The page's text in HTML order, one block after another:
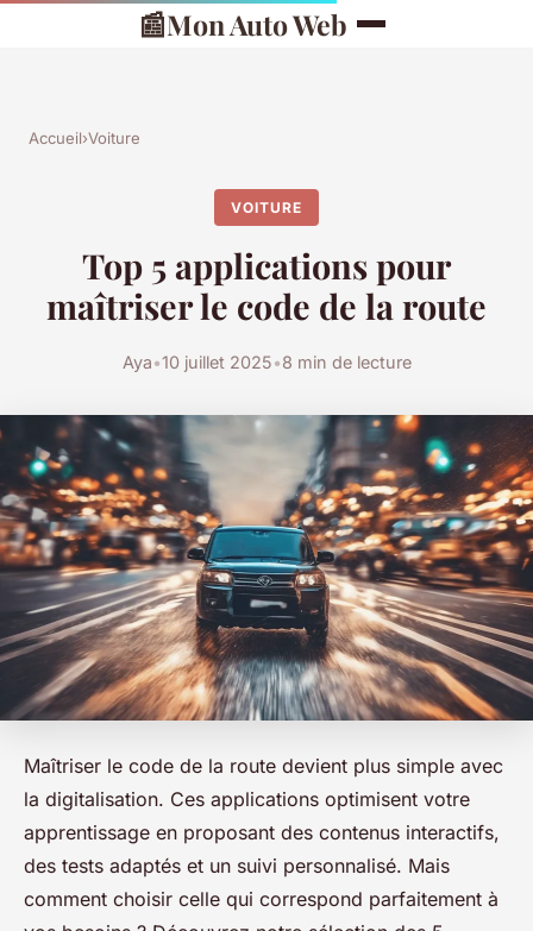
📰Mon Auto Web
Accueil›Voiture
VOITURE
Top 5 applications pour
maîtriser le code de la route
Aya•10 juillet 2025•8 min de lecture
Maîtriser le code de la route devient plus simple avec
la digitalisation. Ces applications optimisent votre
apprentissage en proposant des contenus interactifs,
des tests adaptés et un suivi personnalisé. Mais
comment choisir celle qui correspond parfaitement à